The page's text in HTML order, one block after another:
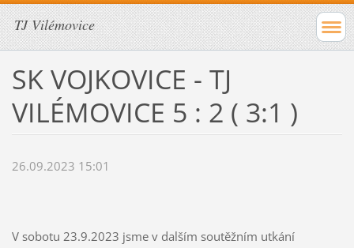
TJ Vilémovice
SK VOJKOVICE - TJ
VILÉMOVICE 5 : 2 ( 3:1 )
26.09.2023 15:01
V sobotu 23.9.2023 jsme v dalším soutěžním utkání